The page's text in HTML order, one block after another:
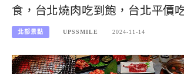
食，台北燒肉吃到飽，台北平價
北部景點 UPSSMILE 2024-11-14